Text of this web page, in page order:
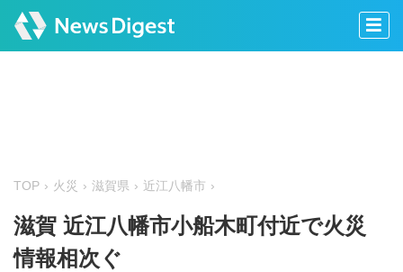
TOP 火災 滋賀県 近江八幡市
滋賀 近江八幡市小船木町付近で火災
情報相次ぐ